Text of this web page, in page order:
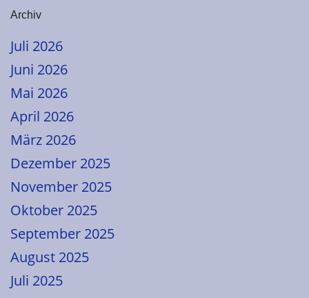
Archiv
Juli 2026
Juni 2026
Mai 2026
April 2026
März 2026
Dezember 2025
November 2025
Oktober 2025
September 2025
August 2025
Juli 2025